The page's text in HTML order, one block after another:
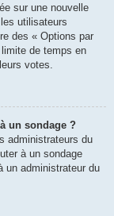
sur une nouvelle
utilisateurs
des « Options par
de temps en
votes.
un sondage ?
administrateurs du
à un sondage
un administrateur du